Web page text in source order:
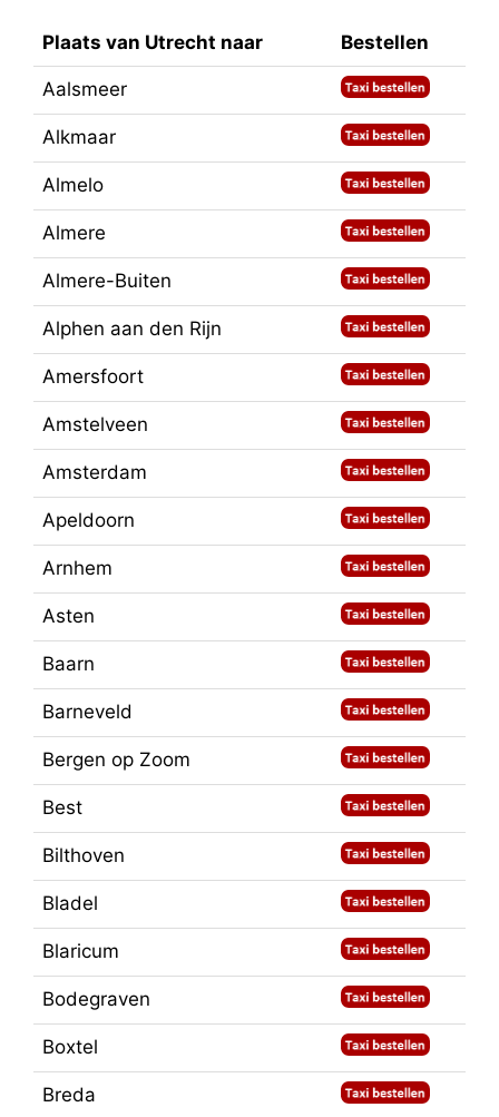
Plaats van Utrecht naar Bestellen
Aalsmeer
Alkmaar
Almelo
Almere
Almere-Buiten
Alphen aan den Rijn
Amersfoort
Amstelveen
Amsterdam
Apeldoorn
Arnhem
Asten
Baarn
Barneveld
Bergen op Zoom
Best
Bilthoven
Bladel
Blaricum
Bodegraven
Boxtel
Breda